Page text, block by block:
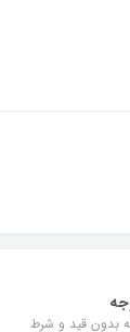
بدون قید و شرط